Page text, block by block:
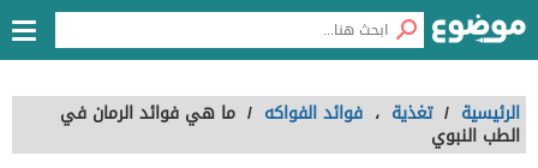
الرئيسية / تغذية ، فوائد الفواكه / ما هي فوائد الرمان في
الطب النبوي